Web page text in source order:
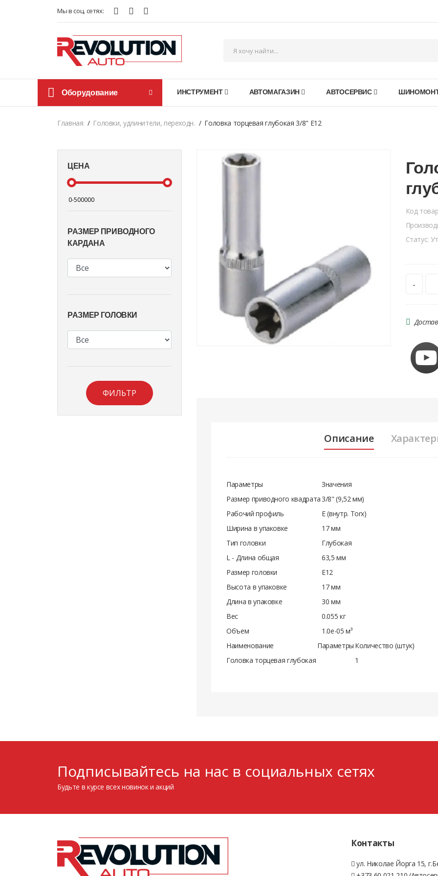
Мы в соц. сетях:
Оборудование ИНСТРУМЕНТ АВТОМАГАЗИН АВТОСЕРВИС
Главная Головки, удлинители, переходн. Головка торцевая глубокая 3/8" Е12
ЦЕНА
РАЗМЕР ПРИВОДНОГО
КАРДАНА
РАЗМЕР ГОЛОВКИ
ФИЛЬТР
Код
Статус:
-
Описание
Параметры
Значения
Размер приводного квадрата 3/8" (9,52 мм)
Рабочий профиль
E (внутр. Torx)
Ширина в упаковке
17 мм
Тип головки
Глубокая
L - Длина общая
63,5 мм
Размер головки
Е12
Высота в упаковке
17 мм
Длина в упаковке
30 мм
Вес
0.055 кг
Объем
1.0e-05 м³
Наименование
Параметры Количество (штук)
Головка торцевая глубокая
1
Подписывайтесь на нас в социальных сетях
Будьте в курсе всех новинок и акций
Контакты
ул. Николае Йорга 15,